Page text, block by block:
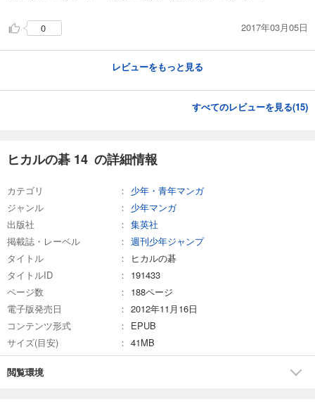
0 2017年03月05日
レビューをもっと見る
すべてのレビューを見る(15)
ヒカルの碁 14 の詳細情報
カテゴリ
少年・青年マンガ
ジャンル
少年マンガ
出版社
集英社
掲載誌・レーベル
週刊少年ジャンプ
タイトル
ヒカルの碁
タイトルID
191433
ページ数
188ページ
電子版発売日
2012年11月16日
コンテンツ形式
EPUB
サイズ(目安)
41MB
閲覧環境